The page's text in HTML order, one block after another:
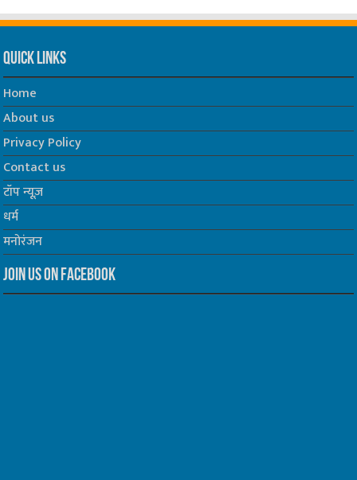
Quick Links
Home
About us
Privacy Policy
Contact us
टॉप न्यूज़
धर्म
मनोरंजन
Join us on Facebook